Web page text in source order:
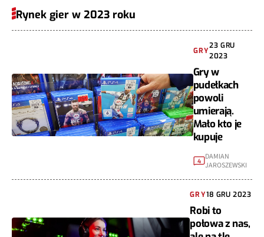
Rynek gier w 2023 roku
GRY
23 GRU
2023
Gry w
pudełkach
powoli
umierają.
Mało kto je
kupuje
4 DAMIAN
JAROSZEWSKI
GRY18 GRU 2023
Robi to
połowa z nas,